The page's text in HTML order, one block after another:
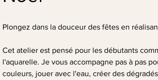
Plongez dans la douceur des fêtes en
Cet atelier est pensé pour les débutants
l'aquarelle. Je vous accompagne pas à pas
couleurs, jouer avec l'eau, créer des